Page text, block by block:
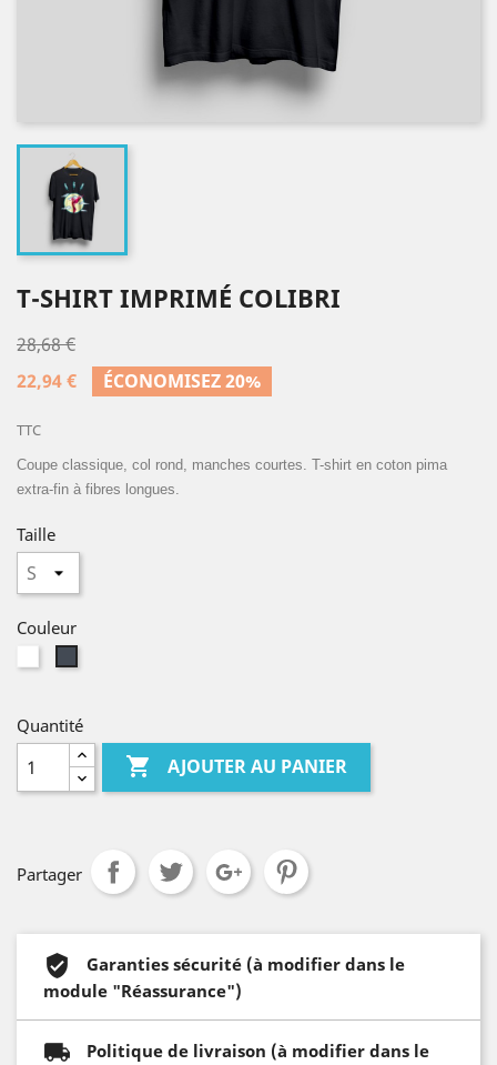
T-SHIRT IMPRIMÉ COLIBRI
28,68 €
22,94 €
ÉCONOMISEZ 20%
TTC
Coupe classique, col rond, manches courtes. T-shirt en coton pima
extra-fin à fibres longues.
Taille
Couleur
Quantité
 AJOUTER AU PANIER
Partager
Garanties sécurité (à modifier dans le
module "Réassurance")
Politique de livraison (à modifier dans le